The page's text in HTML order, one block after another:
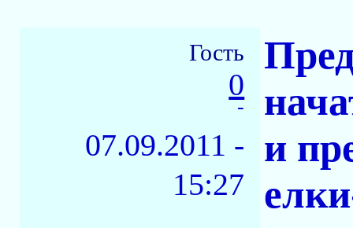
Гость
0
-
07.09.2011 -
15:27
и